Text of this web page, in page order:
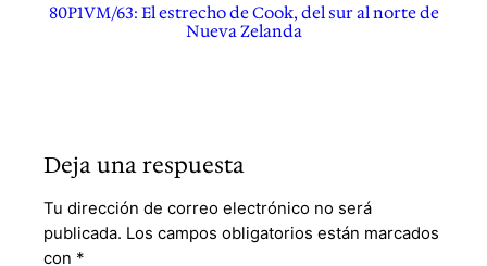
80P1VM/63: El estrecho de Cook, del sur al norte de
Nueva Zelanda
Deja una respuesta
Tu dirección de correo electrónico no será
publicada. Los campos obligatorios están marcados
con *